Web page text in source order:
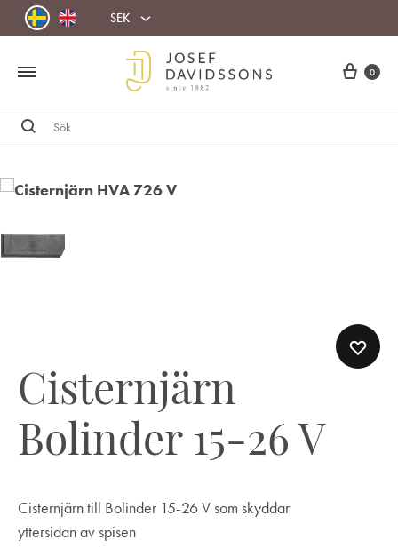
SEK
Cart
0
Sök
Cisternjärn
Bolinder 15-26 V
Cisternjärn till Bolinder 15-26 V som skyddar
yttersidan av spisen